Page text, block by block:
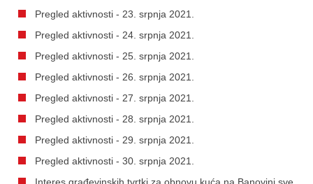
Pregled aktivnosti - 23. srpnja 2021.
Pregled aktivnosti - 24. srpnja 2021.
Pregled aktivnosti - 25. srpnja 2021.
Pregled aktivnosti - 26. srpnja 2021.
Pregled aktivnosti - 27. srpnja 2021.
Pregled aktivnosti - 28. srpnja 2021.
Pregled aktivnosti - 29. srpnja 2021.
Pregled aktivnosti - 30. srpnja 2021.